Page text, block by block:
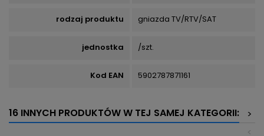
rodzaj produktu gniazda TV/RTV/SAT
jednostka /szt.
Kod EAN 5902787871161
16 INNYCH PRODUKTÓW W TEJ SAMEJ KATEGORII:
>
<